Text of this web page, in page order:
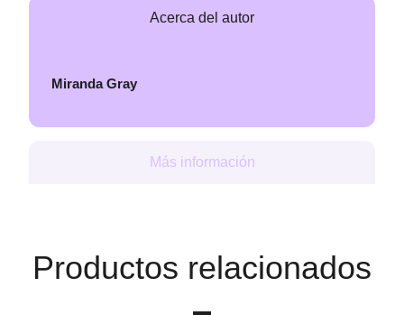
Acerca del autor
Más información
Miranda Gray
Productos relacionados